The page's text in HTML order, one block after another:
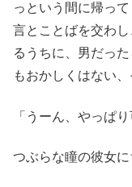
っという間に帰っ
言とことばを交わ
るうちに、男だっ
もおかしくはない、
「うーん、やっぱり
つぶらな瞳の彼女に